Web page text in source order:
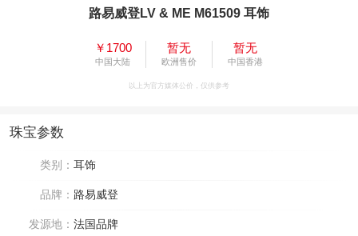
路易威登LV & ME M61509 耳饰
￥1700
中国大陆
暂无
欧洲售价
暂无
中国香港
以上为官方媒体公价，仅供参考
珠宝参数
类别： 耳饰
品牌： 路易威登
发源地： 法国品牌